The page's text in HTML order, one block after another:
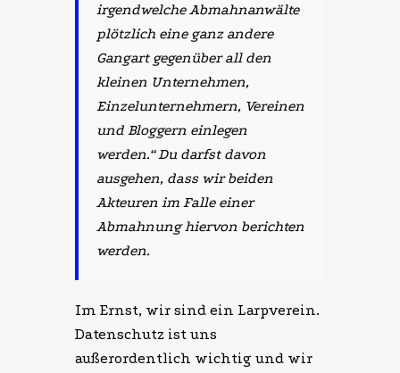
irgendwelche Abmahnanwälte
plötzlich eine ganz andere
Gangart gegenüber all den
kleinen Unternehmen,
Einzelunternehmern, Vereinen
und Bloggern einlegen
werden.“ Du darfst davon
ausgehen, dass wir beiden
Akteuren im Falle einer
Abmahnung hiervon berichten
werden.
Im Ernst, wir sind ein Larpverein.
Datenschutz ist uns
außerordentlich wichtig und wir